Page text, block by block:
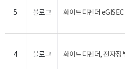
5 블로그
4 블로그